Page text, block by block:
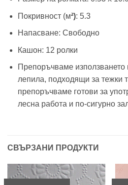
Покривност (м²): 5.3
Напасване: Свободно
Кашон: 12 ролки
Препоръчваме използването
лепила, подходящи за тежки
препоръчваме готови за
лесна работа и по-сигурно
СВЪРЗАНИ ПРОДУКТИ